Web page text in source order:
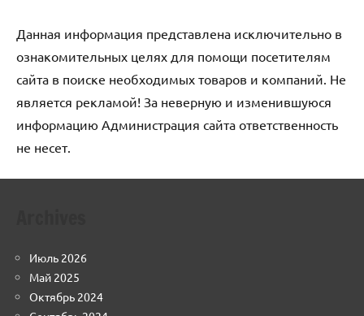
Данная информация представлена исключительно в
ознакомительных целях для помощи посетителям
сайта в поиске необходимых товаров и компаний. Не
является рекламой! За неверную и изменившуюся
информацию Администрация сайта ответственность
не несет.
Июль 2026
Май 2025
Октябрь 2024